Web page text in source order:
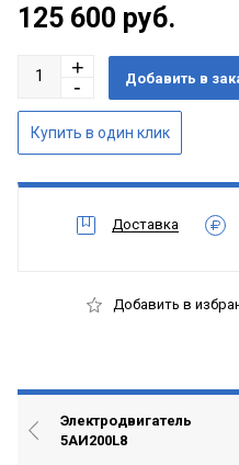
125 600 руб.
Доставка
Добавить в
Электродвигатель
5АИ200L8